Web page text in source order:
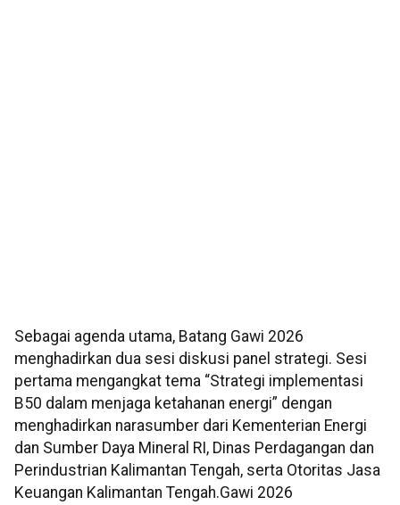
Sebagai agenda utama, Batang Gawi 2026
menghadirkan dua sesi diskusi panel strategi. Sesi
pertama mengangkat tema “Strategi implementasi
B50 dalam menjaga ketahanan energi” dengan
menghadirkan narasumber dari Kementerian Energi
dan Sumber Daya Mineral RI, Dinas Perdagangan dan
Perindustrian Kalimantan Tengah, serta Otoritas Jasa
Keuangan Kalimantan Tengah.Gawi 2026